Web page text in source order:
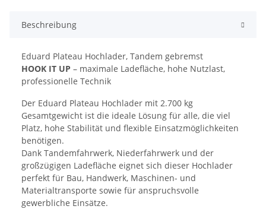
Beschreibung
Eduard Plateau Hochlader, Tandem gebremst
HOOK IT UP – maximale Ladefläche, hohe Nutzlast,
professionelle Technik
Der Eduard Plateau Hochlader mit 2.700 kg
Gesamtgewicht ist die ideale Lösung für alle, die viel
Platz, hohe Stabilität und flexible Einsatzmöglichkeiten
benötigen.
Dank Tandemfahrwerk, Niederfahrwerk und der
großzügigen Ladefläche eignet sich dieser Hochlader
perfekt für Bau, Handwerk, Maschinen- und
Materialtransporte sowie für anspruchsvolle
gewerbliche Einsätze.